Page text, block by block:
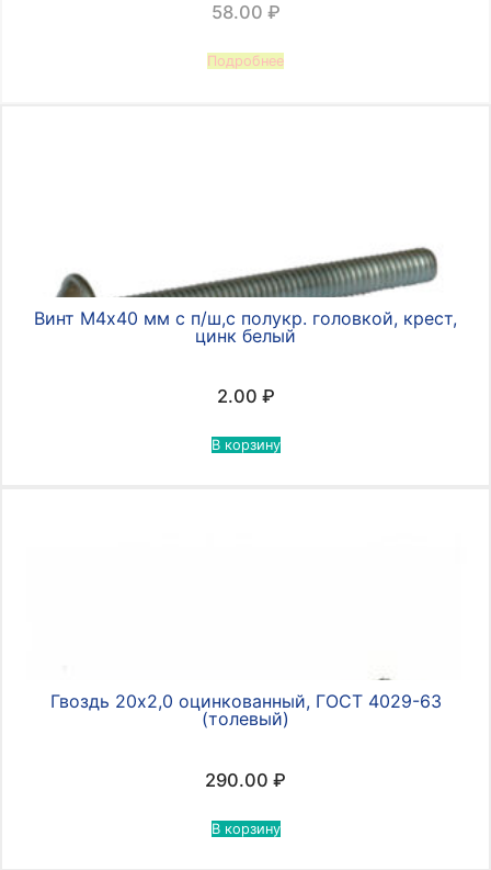
58.00 ₽
Подробнее
Винт М4х40 мм с п/ш,с полукр. головкой, крест,
цинк белый
2.00 ₽
В корзину
Гвоздь 20х2,0 оцинкованный, ГОСТ 4029-63
(толевый)
290.00 ₽
В корзину